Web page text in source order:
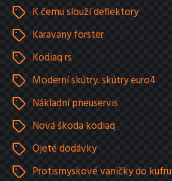
K čemu slouží deflektory
Karavany forster
Kodiaq rs
Moderní skútry. skútry euro4
Nákladní pneuservis
Nová škoda kodiaq
Ojeté dodávky
Protismyskové vaničky do kufru